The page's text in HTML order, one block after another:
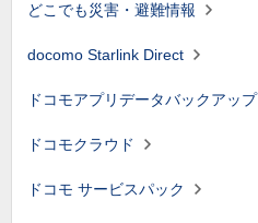
どこでも災害・避難情報
docomo Starlink Direct
ドコモアプリデータバックアップ
ドコモクラウド
ドコモ サービスパック